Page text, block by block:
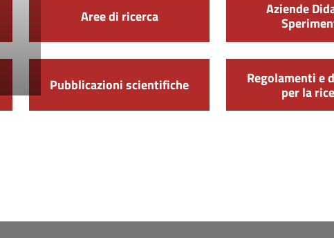
Aree di ricerca Aziende
Pubblicazioni scientifiche Regolamenti e
per la